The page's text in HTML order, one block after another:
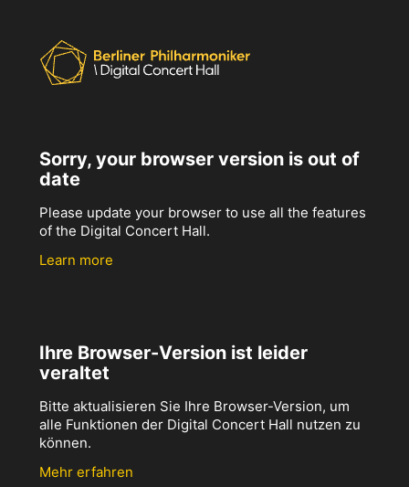
Sorry, your browser version is out of
date
Please update your browser to use all the features
of the Digital Concert Hall.
Learn more
Ihre Browser-Version ist leider
veraltet
Bitte aktualisieren Sie Ihre Browser-Version, um
alle Funktionen der Digital Concert Hall nutzen zu
können.
Mehr erfahren